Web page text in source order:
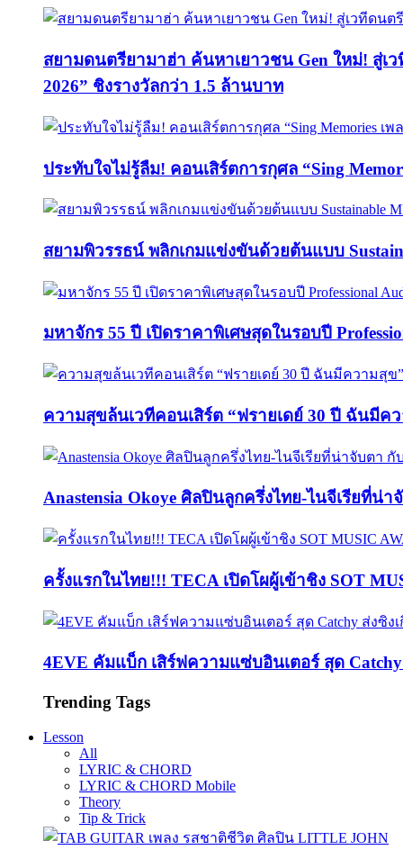
สยามดนตรียามาฮ่า ค้นหาเยาวชน Gen ใหม่! สู่เว
2026” ชิงรางวัลกว่า 1.5 ล้านบาท
ประทับใจไม่รู้ลืม! คอนเสิร์ตการกุศล “Sing
สยามพิวรรธน์ พลิกเกมแข่งขันด้วยต้นแบบ
มหาจักร 55 ปี เปิดราคาพิเศษสุดในรอบปี
ความสุขล้นเวทีคอนเสิร์ต “ฟรายเดย์ 30 ปี ฉันมีค
Anastensia Okoye ศิลปินลูกครึ่งไทย-ไนจีเรียที่น่
ครั้งแรกในไทย!!! TECA เปิดโผผู้เข้าชิง SOT
4EVE คัมแบ็ก เสิร์ฟความแซ่บอินเตอร์ สุด
Trending Tags
Lesson
All
LYRIC & CHORD
LYRIC & CHORD Mobile
Theory
Tip & Trick